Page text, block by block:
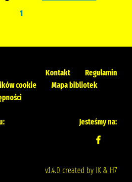
1
Kontakt
Regulamin
cookie
Mapa bibliotek
Jesteśmy na:
v.1.4.0 created by IK & H7